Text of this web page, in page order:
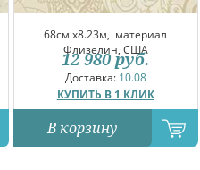
68см x8.23м, материал
Флизелин, США
Доставка: 10.08
КУПИТЬ В 1 КЛИК
12 980 руб.
В корзину